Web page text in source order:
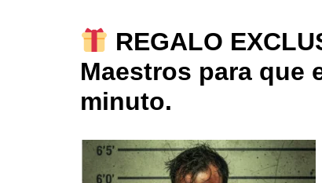
REGALO
Maestros para que
minuto.